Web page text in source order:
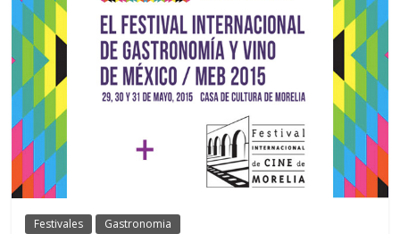
Festivales Gastronomia